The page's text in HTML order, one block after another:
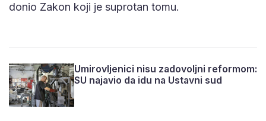
donio Zakon koji je suprotan tomu.
Umirovljenici nisu zadovoljni reformom:
SU najavio da idu na Ustavni sud